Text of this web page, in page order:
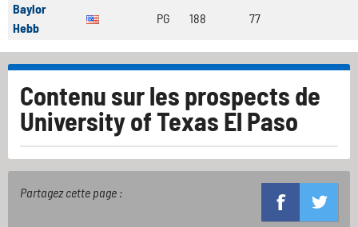
Baylor
Hebb
PG 188 77
Contenu sur les prospects de
University of Texas El Paso
Partagez cette page :